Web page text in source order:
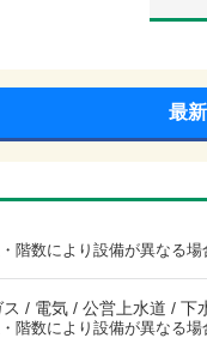
最
階数により設備が異なる場
/ 電気 / 公営上水道 / 下
階数により設備が異なる場